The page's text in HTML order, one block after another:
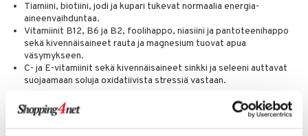
Tiamiini, biotiini, jodi ja kupari tukevat normaalia energia-
aineenvaihduntaa.
Vitamiinit B12, B6 ja B2, foolihappo, niasiini ja pantoteenihappo
sekä kivennäisaineet rauta ja magnesium tuovat apua
väsymykseen.
C- ja E-vitamiinit sekä kivennäisaineet sinkki ja seleeni auttavat
suojaamaan soluja oxidatiivista stressiä vastaan.